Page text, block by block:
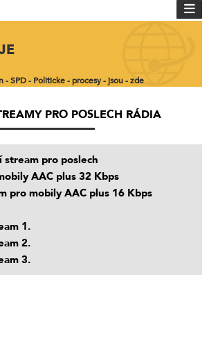
- SPD - Politicke - procesy - jsou - zde
PRO POSLECH RÁDIA
pro poslech
AAC plus 32 Kbps
pro mobily AAC plus 16 Kbps
1.
2.
3.